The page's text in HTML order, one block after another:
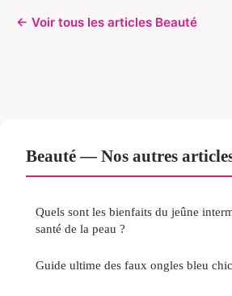
← Voir tous les articles Beauté
Beauté — Nos autres
Quels sont les bienfaits du jeûne
santé de la peau ?
Guide ultime des faux ongles bleu chic